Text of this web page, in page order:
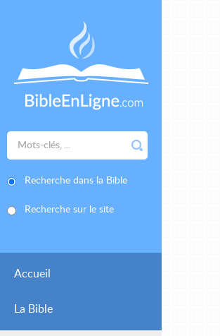
Recherche dans la Bible
Recherche sur le site
Accueil
La Bible